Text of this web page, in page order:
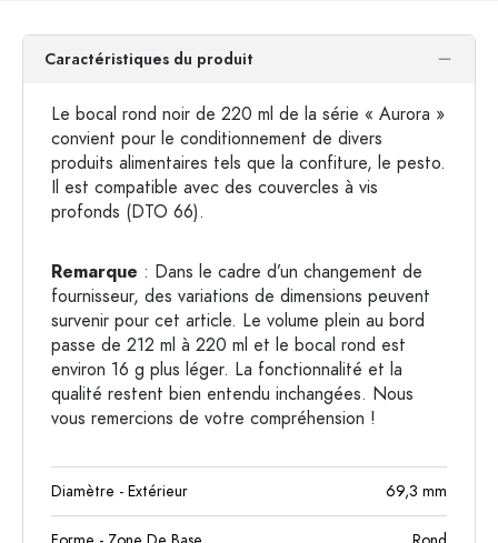
Caractéristiques du produit
Le bocal rond noir de 220 ml de la série « Aurora »
convient pour le conditionnement de divers
produits alimentaires tels que la confiture, le pesto.
Il est compatible avec des couvercles à vis
profonds (DTO 66).
Remarque : Dans le cadre d’un changement de
fournisseur, des variations de dimensions peuvent
survenir pour cet article. Le volume plein au bord
passe de 212 ml à 220 ml et le bocal rond est
environ 16 g plus léger. La fonctionnalité et la
qualité restent bien entendu inchangées. Nous
vous remercions de votre compréhension !
Diamètre - Extérieur 69,3 mm